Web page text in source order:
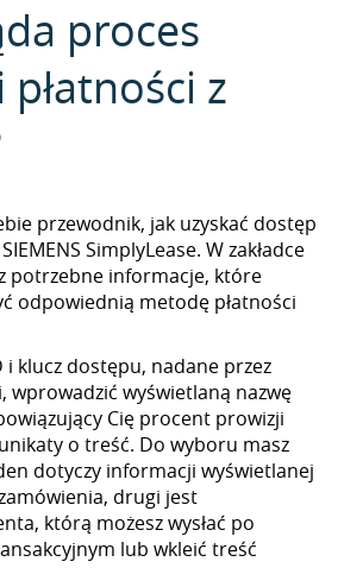
proces
z
przewodnik, jak uzyskać dostęp
SimplyLease. W zakładce
potrzebne informacje, które
odpowiednią metodę płatności
i klucz dostępu, nadane przez
wprowadzić wyświetlaną nazwę
Cię procent prowizji
o treść. Do wyboru masz
dotyczy informacji wyświetlanej
drugi jest
którą możesz wysłać po
lub wkleić treść